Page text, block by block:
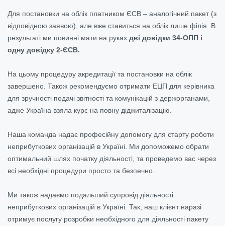
Для постановки на облік платником ЄСВ – аналогічний пакет (з
відповідною заявою), але вже ставиться на облік лише філія. В
результаті ми повинні мати на руках дві довідки 34-ОПП і
одну довідку 2-ЄСВ.
На цьому процедуру акредитації та постановки на облік
завершено. Також рекомендуємо отримати ЕЦП для керівника
для зручності подачі звітності та комунікацій з держорганами,
адже Україна взяла курс на повну діджиталізацію.
Наша команда надає професійну допомогу для старту роботи
неприбуткових організацій в Україні. Ми допоможемо обрати
оптимальний шлях початку діяльності, та проведемо вас через
всі необхідні процедури просто та безпечно.
Ми також надаємо подальший супровід діяльності
неприбуткових організацій в Україні. Так, наш клієнт наразі
отримує послугу розробки необхідного для діяльності пакету